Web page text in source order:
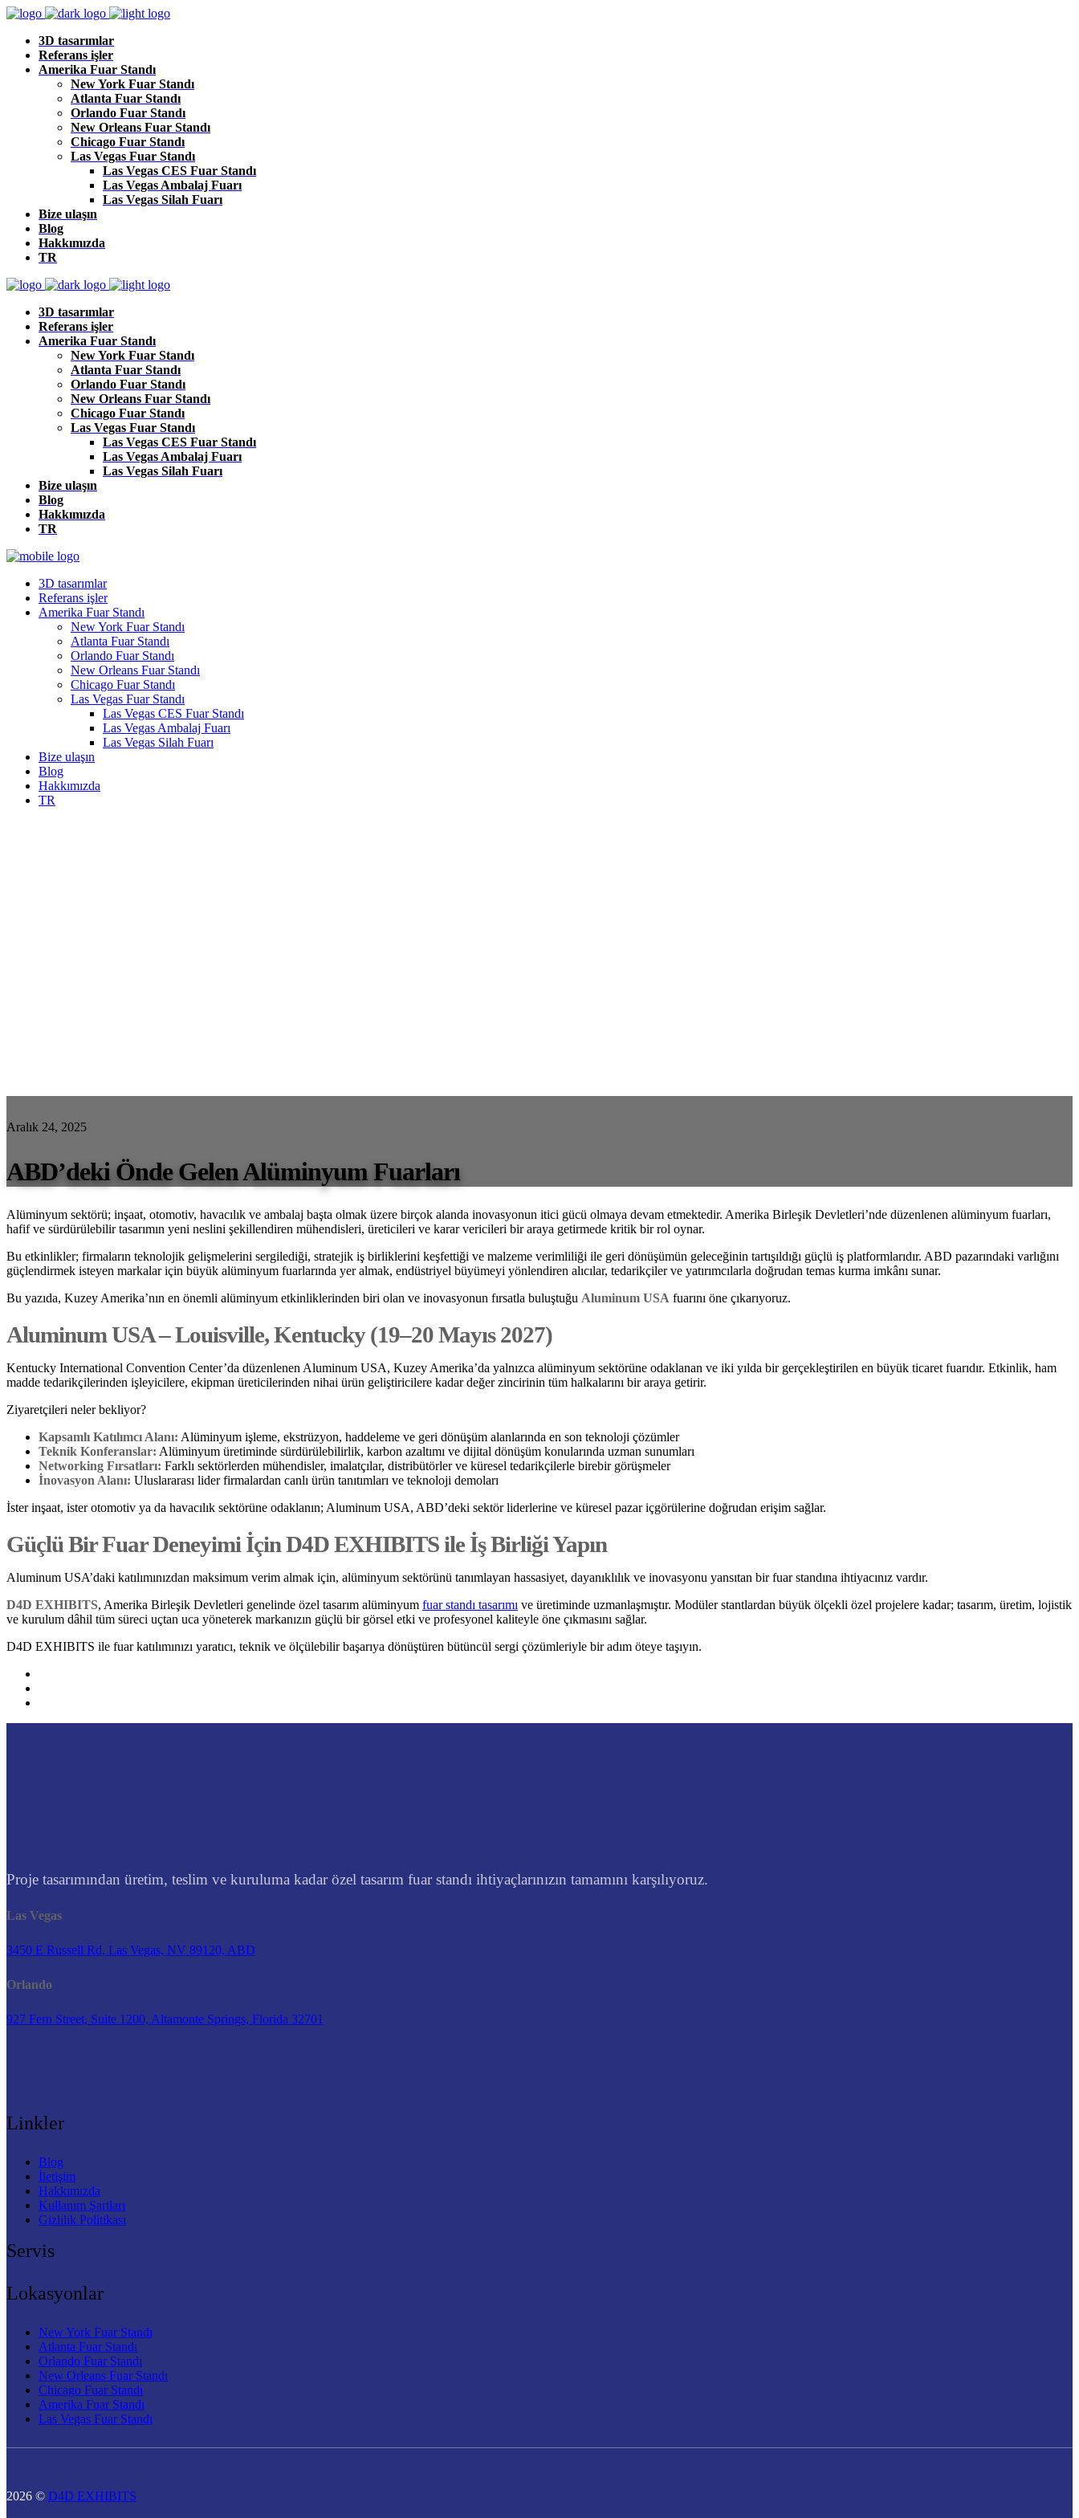
3D tasarımlar
Referans işler
Amerika Fuar Standı
New York Fuar Standı
Atlanta Fuar Standı
Orlando Fuar Standı
New Orleans Fuar Standı
Chicago Fuar Standı
Las Vegas Fuar Standı
Las Vegas CES Fuar Standı
Las Vegas Ambalaj Fuarı
Las Vegas Silah Fuarı
Bize ulaşın
Blog
Hakkımızda
TR
3D tasarımlar
Referans işler
Amerika Fuar Standı
New York Fuar Standı
Atlanta Fuar Standı
Orlando Fuar Standı
New Orleans Fuar Standı
Chicago Fuar Standı
Las Vegas Fuar Standı
Las Vegas CES Fuar Standı
Las Vegas Ambalaj Fuarı
Las Vegas Silah Fuarı
Bize ulaşın
Blog
Hakkımızda
TR
3D tasarımlar
Referans işler
Amerika Fuar Standı
New York Fuar Standı
Atlanta Fuar Standı
Orlando Fuar Standı
New Orleans Fuar Standı
Chicago Fuar Standı
Las Vegas Fuar Standı
Las Vegas CES Fuar Standı
Las Vegas Ambalaj Fuarı
Las Vegas Silah Fuarı
Bize ulaşın
Blog
Hakkımızda
TR
Aralık 24, 2025
ABD’deki Önde Gelen Alüminyum Fuarları
Alüminyum sektörü; inşaat, otomotiv, havacılık ve ambalaj başta olmak üzere birçok alanda inovasyonun itici gücü olmaya devam etmektedir. Amerika Birleşik Devletleri’nde düzenlenen alüminyum fuarları,
hafif ve sürdürülebilir tasarımın yeni neslini şekillendiren mühendisleri, üreticileri ve karar vericileri bir araya getirmede kritik bir rol oynar.
Bu etkinlikler; firmaların teknolojik gelişmelerini sergilediği, stratejik iş birliklerini keşfettiği ve malzeme verimliliği ile geri dönüşümün geleceğinin tartışıldığı güçlü iş platformlarıdır. ABD pazarındaki varlığını
güçlendirmek isteyen markalar için büyük alüminyum fuarlarında yer almak, endüstriyel büyümeyi yönlendiren alıcılar, tedarikçiler ve yatırımcılarla doğrudan temas kurma imkânı sunar.
Bu yazıda, Kuzey Amerika’nın en önemli alüminyum etkinliklerinden biri olan ve inovasyonun fırsatla buluştuğu Aluminum USA fuarını öne çıkarıyoruz.
Aluminum USA – Louisville, Kentucky (19–20 Mayıs 2027)
Kentucky International Convention Center’da düzenlenen Aluminum USA, Kuzey Amerika’da yalnızca alüminyum sektörüne odaklanan ve iki yılda bir gerçekleştirilen en büyük ticaret fuarıdır. Etkinlik, ham
madde tedarikçilerinden işleyicilere, ekipman üreticilerinden nihai ürün geliştiricilere kadar değer zincirinin tüm halkalarını bir araya getirir.
Ziyaretçileri neler bekliyor?
Kapsamlı Katılımcı Alanı: Alüminyum işleme, ekstrüzyon, haddeleme ve geri dönüşüm alanlarında en son teknoloji çözümler
Teknik Konferanslar: Alüminyum üretiminde sürdürülebilirlik, karbon azaltımı ve dijital dönüşüm konularında uzman sunumları
Networking Fırsatları: Farklı sektörlerden mühendisler, imalatçılar, distribütörler ve küresel tedarikçilerle birebir görüşmeler
İnovasyon Alanı: Uluslararası lider firmalardan canlı ürün tanıtımları ve teknoloji demoları
İster inşaat, ister otomotiv ya da havacılık sektörüne odaklanın; Aluminum USA, ABD’deki sektör liderlerine ve küresel pazar içgörülerine doğrudan erişim sağlar.
Güçlü Bir Fuar Deneyimi İçin D4D EXHIBITS ile İş Birliği Yapın
Aluminum USA’daki katılımınızdan maksimum verim almak için, alüminyum sektörünü tanımlayan hassasiyet, dayanıklılık ve inovasyonu yansıtan bir fuar standına ihtiyacınız vardır.
D4D EXHIBITS, Amerika Birleşik Devletleri genelinde özel tasarım alüminyum fuar standı tasarımı ve üretiminde uzmanlaşmıştır. Modüler stantlardan büyük ölçekli özel projelere kadar; tasarım, üretim, lojistik
ve kurulum dâhil tüm süreci uçtan uca yöneterek markanızın güçlü bir görsel etki ve profesyonel kaliteyle öne çıkmasını sağlar.
D4D EXHIBITS ile fuar katılımınızı yaratıcı, teknik ve ölçülebilir başarıya dönüştüren bütüncül sergi çözümleriyle bir adım öteye taşıyın.
Proje tasarımından üretim, teslim ve kuruluma kadar özel tasarım fuar standı ihtiyaçlarınızın tamamını karşılıyoruz.
Las Vegas
3450 E Russell Rd, Las Vegas, NV 89120, ABD
Orlando
927 Fern Street, Suite 1200, Altamonte Springs, Florida 32701
Linkler
Blog
İletişim
Hakkımızda
Kullanım Şartları
Gizlilik Politikası
Servis
Lokasyonlar
New York Fuar Standı
Atlanta Fuar Standı
Orlando Fuar Standı
New Orleans Fuar Standı
Chicago Fuar Standı
Amerika Fuar Standı
Las Vegas Fuar Standı
2026 © D4D EXHIBITS